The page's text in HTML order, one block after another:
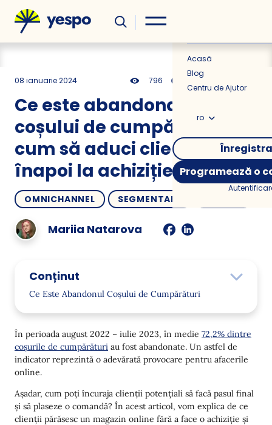
Acasă
Blog
Centru de Ajutor
ro
Programează o
08 ianuarie 2024 796 18 min
OMNICHANNEL SEGMENTARE
Ce este abandonarea
coșului de cumpărături și
cum să aduci clientul
înapoi la achiziție
Mariia Natarova
Conținut
Ce Este Abandonul Coșului de Cumpărături
Motivele Abandonului Coșului: De ce Cumpărătorii
Nu Finalizează Achiziția
Costuri Suplimentare Prea Mari
Livrarea Este Prea Lentă
Securitatea Datelor Financiare
În perioada august 2022 – iulie 2023, în medie 72,2% dintre
coșurile de cumpărături au fost abandonate. Un astfel de
indicator reprezintă o adevărată provocare pentru afacerile
online.
Așadar, cum poți încuraja clienții potențiali să facă pasul final
și să plaseze o comandă? În acest articol, vom explica de ce
clienții părăsesc un magazin online fără a face o achiziție și